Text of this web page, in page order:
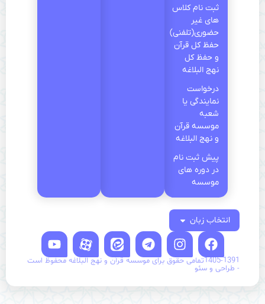
ثبت نام کلاس
های غیر
حضوری(تلفنی)
حفظ کل قرآن
و حفظ کل
نهج البلاغه
درخواست
نمایندگی یا
موسسه قرآن
و نهج البلاغه
پیش ثبت نام
در دوره های
موسسه
انتخاب زبان
1405-1391تمامی حقوق برای موسسه قرآن و نهج البلاغه محفوظ است
- طراحی و سئو